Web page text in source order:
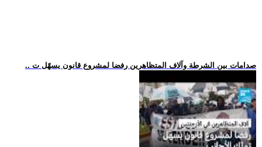
.. صدامات بين الشرطة وآلاف المتظاهرين رفضا لمشروع قانون يسهّل ت